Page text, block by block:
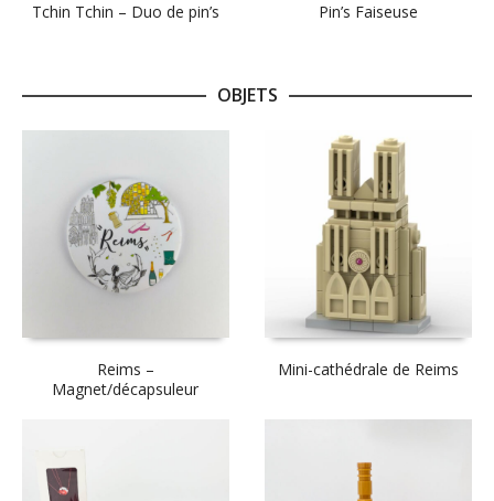
Tchin Tchin – Duo de pin’s Pin’s Faiseuse
OBJETS
Reims –
Magnet/décapsuleur
Mini-cathédrale de Reims